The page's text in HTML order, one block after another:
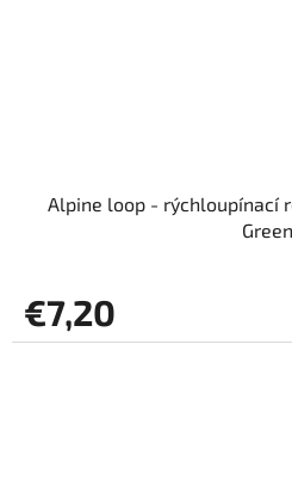
Alpine loop - rýchloupínací
Green
€7,20